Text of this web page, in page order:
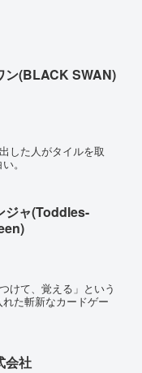
ン(BLACK SWAN)
した人がタイルを取
。
ジャ(Toddles-
けて、覚える」という
た斬新なカードゲー
会社